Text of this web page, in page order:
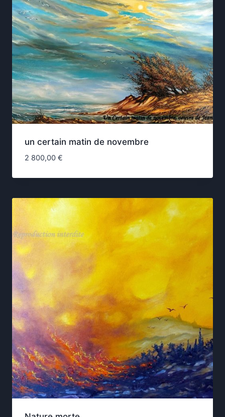
un certain matin de novembre
2 800,00 €